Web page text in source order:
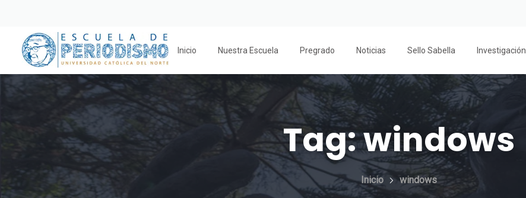
Inicio Nuestra Escuela Pregrado Noticias Sello Sabella Investigación
Tag:windows
Inicio windows